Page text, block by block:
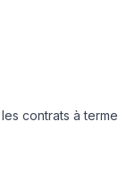
contrats à terme